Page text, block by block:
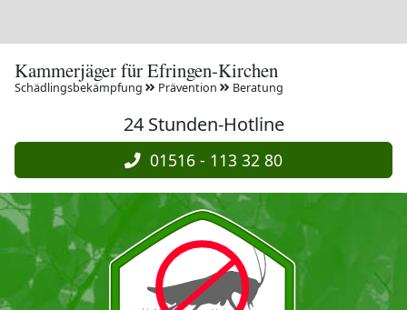
Kammerjäger für Efringen-Kirchen
Schädlingsbekämpfung Prävention Beratung
24 Stunden-Hotline
01516 - 113 32 80